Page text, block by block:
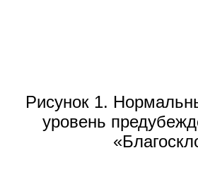
Рисунок 1.
уровень